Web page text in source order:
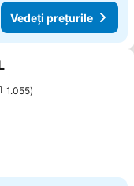
Vedeți prețurile
la favorite
1.055